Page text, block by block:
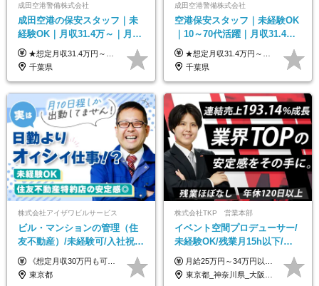
成田空港警備株式会社
成田空港の保安スタッフ｜未
経験OK｜月収31.4万～｜月
2.5万の単身寮｜住宅手当&家
族手当｜入社祝い金15万
★想定月収31.4万円～＋賞与年2回（59万円以上） ★入社お祝い金15万円支給 ★水道+光熱費無料の家賃がリーズナブルな社員寮(単身寮)あり！ ★住宅手当&家族手当あり 月給24万5000円以上(基本給21万1000円＋業務別手当35,000円)＋賞与年2回（賞与支給額：59万円以上を想定）＋残業代全額 ※みなし残業なし！残業代は全額支給します。 ※資格手当・深夜手当など、様々な手当をご用意しています。 ※入社お祝い金は１か月経過後、3ヶ月経過後、6ヶ月経過後に各5万円ずつ給与に加算して支給いたします。 ※指定の検定資格をお持ちの方には別途手当を支給します。入社後に取得した場合は給与に加算し支給します。 ・施設警備 1級7,000円 2級4,000円 ・交通誘導 1級7,000円 2級4,000円 ・雑踏警備 1級7,000円 2級4,000円 など
千葉県
成田空港警備株式会社
空港保安スタッフ｜未経験OK
｜10～70代活躍｜月収31.4万
&賞与年2回｜家族・住宅手当
｜光熱費0円の単身寮
★想定月収31.4万円～＋賞与年2回（59万円以上） ★入社お祝い金15万円支給 ★水道+光熱費無料の家賃がリーズナブルな社員寮(単身寮)あり！ 月給24万5000円以上(基本給21万1000円＋業務別手当35,000円)＋賞与年2回（賞与支給額：59万円以上を想定）＋残業代全額 ※みなし残業なし！残業代は全額支給します。 ※資格手当・深夜手当など、様々な手当をご用意しています。 ※入社お祝い金は１か月経過後、3ヶ月経過後、6ヶ月経過後に各5万円ずつ給与に加算して支給いたします。 ※指定の検定資格をお持ちの方には別途手当を支給します。入社後に取得した場合は給与に加算し支給します。 ・施設警備 1級7,000円 2級4,000円 ・交通誘導 1級7,000円 2級4,000円 ・雑踏警備 1級7,000円 2級4,000円 など
千葉県
株式会社アイザワビルサービス
ビル・マンションの管理（住
友不動産）/未経験可/入社祝い
金10万円/月収30万円可/40～
50代活躍/S102
《想定月収30万円も可能！/想定年収380万円》 ■月給24万5000円以上＋賞与年2回(2カ月/2025年実績)＋時間外手当＋資格手当＋役職手当＋交通費 ………… ≪昇給、賞与、および各種諸手当について≫ ◇入社お祝い金（10万円 ※3カ月精勤後支給） ◇昇給/年1回 ◇賞与/年2回(2カ月/2025年実績) ◇時間外手当 ◇資格手当 └・ビル設備管理技能士1級（1万円/月） ・ビル設備管理技能士2級（5000円/月） ・建築物環境衛生管理技術者（1万円/月） ・防火管理技能者（3000円/月） ・消防設備士乙4類（3000円/月） 他 ◇役職手当 └・班長/サブリーダー/リーダー（5000円～2万円/月） ◇物件手当（最大2万円 ※物件により異なる） ◇退職金あり ※経験・年齢・能力を考慮した上、当社規定により優遇いたします。 ※3カ月の試用期間あり。その間の給与や福利厚生に差異はありません。 《モデル年収》 ・入社1年/35歳：年収380万円 ・入社3年/38歳：年収400万円
東京都
株式会社TKP 営業本部
イベント空間プロデューサー/
未経験OK/残業月15h以下/豊
富な福利厚生/全国募集/平均有
給取得日数14.9日
月給25万円～34万円以上＋各種手当＋残業代＋賞与年2回（昨年度2～4ヶ月分） 初年度想定年収：350万円～ ＜クラス・経験別の月給目安＞ ■メンバークラス：月給25万円以上 ■店長やSVなどのマネジメント経験者：月給30万円～スタート可 ■リーダークラス：月給34万円以上 ※月給は配属エリア・経験・能力を考慮して決定します（前職の経験・収入をお聞かせください）。 ※上記にはみなし残業手当20～30時間分（メンバー：3万1134円以上、経験5年以上：5万2448円以上、リーダー：5万9441円以上）を含みます。 ※超過分は別途支給いたします。
東京都_神奈川県_大阪府_愛知県_北海道_宮城県_静岡県_京都府_広島県_福岡県